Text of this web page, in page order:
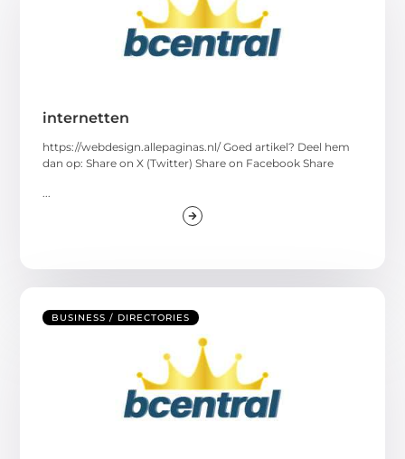
internetten
https://webdesign.allepaginas.nl/ Goed artikel? Deel hem
dan op: Share on X (Twitter) Share on Facebook Share
BUSINESS / DIRECTORIES